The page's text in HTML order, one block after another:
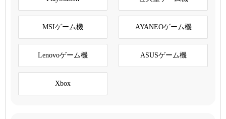
MSIゲーム機 AYANEOゲーム機
Lenovoゲーム機 ASUSゲーム機
Xbox